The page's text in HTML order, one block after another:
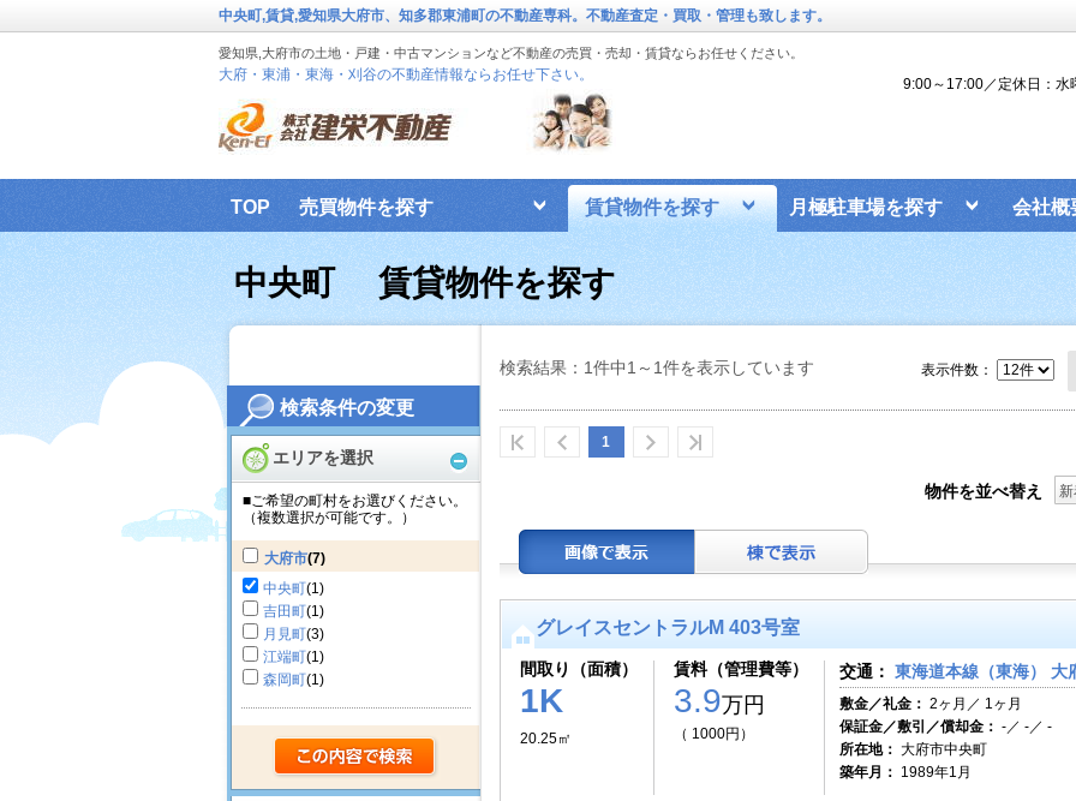
検索条件の変更
エリアを選択
■ご希望の町村をお選びください。
（複数選択が可能です。）
大府市(7)
中央町(1)
吉田町(1)
月見町(3)
江端町(1)
森岡町(1)
中央町,賃貸,愛知県大府市、知多郡東浦町の不動産専科。不動産査定・買取・管理も致します。
愛知県,大府市の土地・戸建・中古マンションなど不動産の売買・売却・賃貸ならお任せください。
大府・東浦・東海・刈谷の不動産情報ならお任せ下さい。
9:00～17:00／定休日：水
TOP 売買物件を探す 賃貸物件を探す 月極駐車場を探す 会社概
建栄不動産 個人情報保護方針
中央町 賃貸物件を探す
検索結果：1件中1～1件を表示しています
1
表示件数：
物件を並べ替え
グレイスセントラルM 403号室
間取り（面積）
1K
20.25㎡
賃料（管理費等）
3.9万円
（ 1000円）
交通： 東海道本線（東海） 大
敷金／礼金： 2ヶ月／ 1ヶ月
保証金／敷引／償却金： -／ -／ -
所在地： 大府市中央町
築年月： 1989年1月